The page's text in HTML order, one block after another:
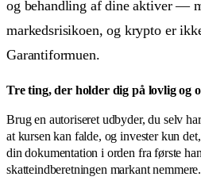
og behandling af dine aktiver —
markedsrisikoen, og krypto er
Garantiformuen.
Tre ting, der holder dig på lovlig og
Brug en autoriseret udbyder, du selv
at kursen kan falde, og invester kun
din dokumentation i orden fra første
skatteindberetningen markant nemmere.